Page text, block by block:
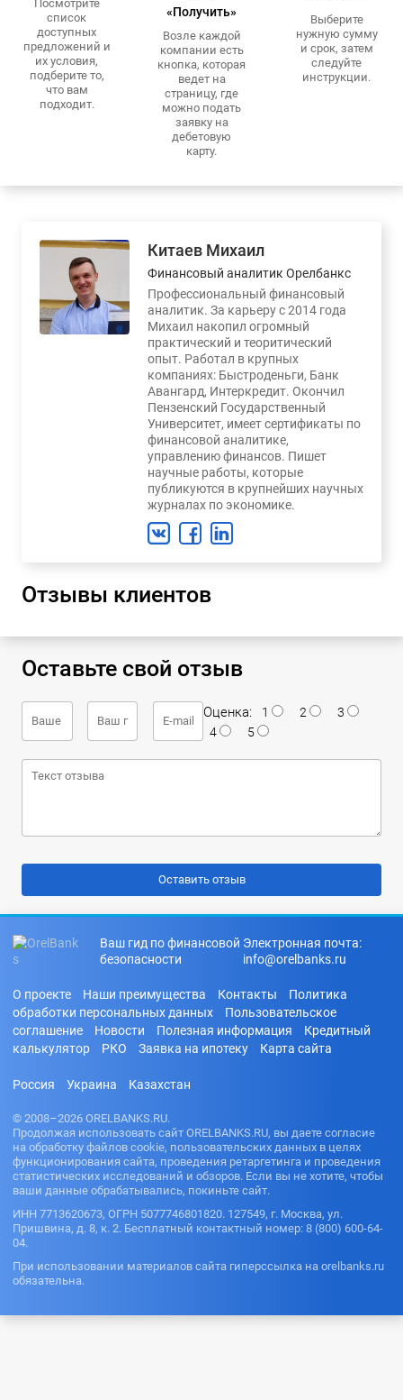
Посмотрите
список
доступных
предложений и
их условия,
подберите то,
что вам
подходит.
«Получить»
Возле каждой
компании есть
кнопка, которая
ведет на
страницу, где
можно подать
заявку на
дебетовую
карту.
Выберите
нужную сумму
и срок, затем
следуйте
инструкции.
Китаев Михаил
Финансовый аналитик Орелбанкс
Профессиональный финансовый
аналитик. За карьеру с 2014 года
Михаил накопил огромный
практический и теоритический
опыт. Работал в крупных
компаниях: Быстроденьги, Банк
Авангард, Интеркредит. Окончил
Пензенский Государственный
Университет, имеет сертификаты по
финансовой аналитике,
управлению финансов. Пишет
научные работы, которые
публикуются в крупнейших научных
журналах по экономике.
Отзывы клиентов
Оставьте свой отзыв
Оценка: 1 2
3
4
5
Ваш гид по финансовой
безопасности
Электронная почта:
info@orelbanks.ru
О проекте Наши преимущества Контакты
Политика
обработки персональных данных
Пользовательское
соглашение
Новости Полезная информация
Кредитный
калькулятор
РКО Заявка на ипотеку Карта сайта
Россия Украина Казахстан
© 2008–2026 ORELBANKS.RU.
Продолжая использовать сайт ORELBANKS.RU, вы даете согласие
на обработку файлов cookie, пользовательских данных в целях
функционирования сайта, проведения ретаргетинга и проведения
статистических исследований и обзоров. Если вы не хотите, чтобы
ваши данные обрабатывались, покиньте сайт.
ИНН 7713620673, ОГРН 5077746801820. 127549, г. Москва, ул.
Пришвина, д. 8, к. 2. Бесплатный контактный номер: 8 (800) 600-64-
04.
При использовании материалов сайта гиперссылка на orelbanks.ru
обязательна.